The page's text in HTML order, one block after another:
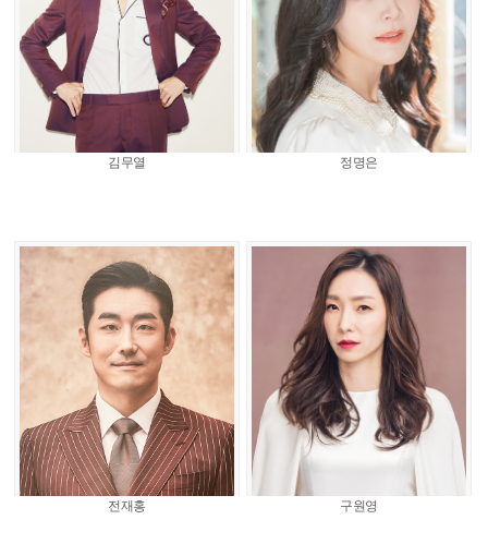
김무열 정명은
전재홍 구원영